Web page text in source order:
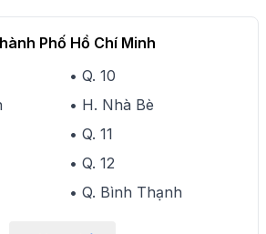
Phố Hồ Chí Minh
• Q. 10
• H. Nhà Bè
• Q. 11
• Q. 12
• Q. Bình Thạnh